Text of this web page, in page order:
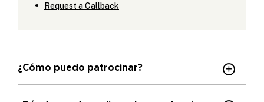
Request a Callback
¿Cómo puedo patrocinar?